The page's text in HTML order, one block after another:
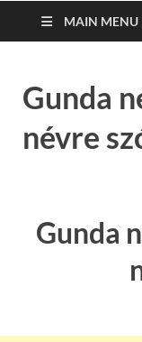
MAIN MENU
Gunda
névre
Gunda